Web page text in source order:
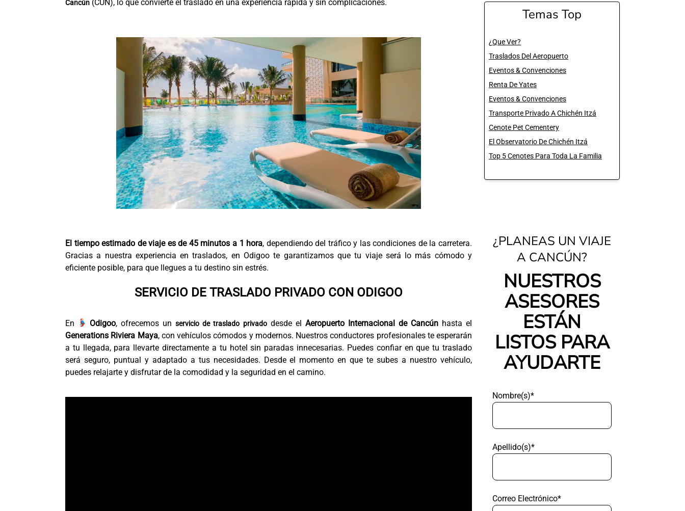
Cancún (CUN), lo que convierte el traslado en una experiencia rápida y sin complicaciones.
El tiempo estimado de viaje es de 45 minutos a 1 hora, dependiendo del tráfico y las condiciones de la carretera.
Gracias a nuestra experiencia en traslados, en Odigoo te garantizamos que tu viaje será lo más cómodo y
eficiente posible, para que llegues a tu destino sin estrés.
SERVICIO DE TRASLADO PRIVADO CON ODIGOO
En Odigoo, ofrecemos unservicio de traslado privadodesde el Aeropuerto Internacional de Cancúnhasta el
Generations Riviera Maya, con vehículos cómodos y modernos. Nuestros conductores profesionales te esperarán
a tu llegada, para llevarte directamente a tu hotel sin paradas innecesarias. Puedes confiar en que tu traslado
será seguro, puntual y adaptado a tus necesidades. Desde el momento en que te subes a nuestro vehículo,
puedes relajarte y disfrutar de la comodidad y la seguridad en el camino.
Temas Top
¿Que Ver?
Traslados Del Aeropuerto
Eventos & Convenciones
Renta De Yates
Eventos & Convenciones
Transporte Privado A Chichén Itzá
Cenote Pet Cementery
El Observatorio De Chichén Itzá
Top 5 Cenotes Para Toda La Familia
¿PLANEAS UN VIAJE
A CANCÚN?
NUESTROS
ASESORES
ESTÁN
LISTOS PARA
AYUDARTE
Nombre(s)*
Apellido(s)*
Correo Electrónico*